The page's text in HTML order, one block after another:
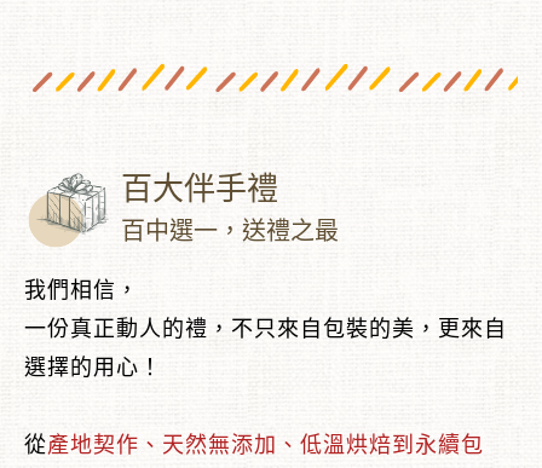
百大伴手禮
百中選一，送禮之最
我們相信，
一份真正動人的禮，不只來自包裝的美，更來自
選擇的用心！
從產地契作、天然無添加、低溫烘焙到永續包